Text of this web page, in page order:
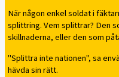
När någon enkel soldat i
splittring. Vem splittrar? Den
skillnaderna, eller den som
"Splittra inte nationen", sa
hävda sin rätt.